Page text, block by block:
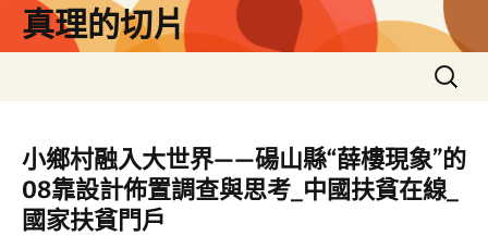
真理的切片
搜
尋
鍵
字:
小鄉村融入大世界——碭山縣“薛樓現象”的
08靠設計佈置調查與思考_中國扶貧在線_
國家扶貧門戶